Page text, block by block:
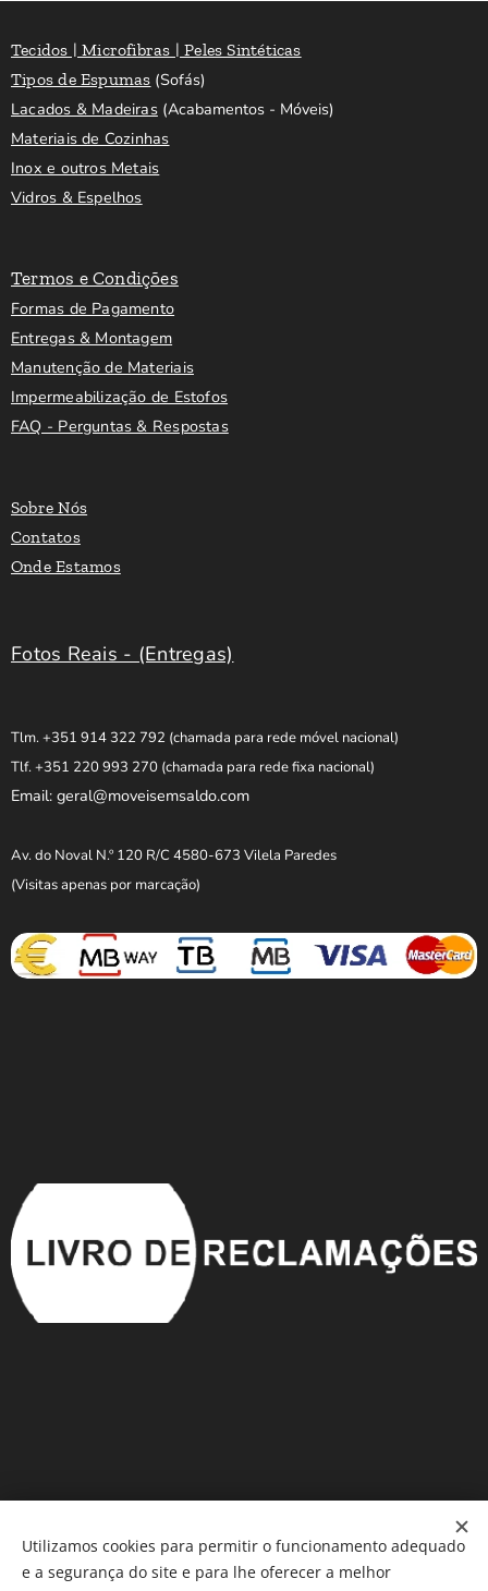
Tecidos | Microfibras | Peles Sintéticas
Tipos de Espumas (Sofás)
Lacados & Madeiras(Acabamentos - Móveis)
Materiais de Cozinhas
Inox e outros Metais
Vidros & Espelhos
Termos e Condições
Formas de Pagamento
Entregas & Montagem
Manutenção de Materiais
Impermeabilização de Estofos
FAQ - Perguntas & Respostas
Sobre Nós
Contatos
Onde Estamos
Fotos Reais - (Entregas)
Tlm. +351 914 322 792 (chamada para rede móvel nacional)
Tlf. +351 220 993 270 (chamada para rede fixa nacional)
Email: geral@moveisemsaldo.com
Av. do Noval N.º 120 R/C 4580-673 Vilela Paredes
(Visitas apenas por marcação)
Móveis em Saldo ®️ Cookies
Utilizamos cookies para permitir o funcionamento adequado
e a segurança do site e para lhe oferecer a melhor